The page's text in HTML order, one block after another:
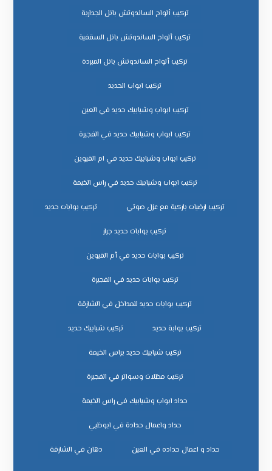
تركيب ألواح الساندوتش بانل الجدارية
تركيب ألواح الساندوتش بانل السقفية
تركيب ألواح الساندوتش بانل المبردة
تركيب ابواب الحديد
تركيب ابواب وشبابيك حديد في العين
تركيب ابواب وشبابيك حديد في الفجيرة
تركيب ابواب وشبابيك حديد في ام القيوين
تركيب ابواب وشبابيك حديد في راس الخيمة
تركيب ارضيات باركية مع عزل صوتي تركيب بوابات حديد
تركيب بوابات حديد جرار
تركيب بوابات حديد في أم القيوين
تركيب بوابات حديد في الفجيرة
تركيب بوابات حديد للمداخل في الشارقة
تركيب بوابة حديد تركيب شبابيك حديد
تركيب شبابيك حديد براس الخيمة
تركيب مظلات وسواتر في الفجيرة
حداد ابواب وشبابيك فى راس الخيمة
حداد واعمال حدادة في ابوظبي
حداد و اعمال حداده في العين دهان في الشارقة